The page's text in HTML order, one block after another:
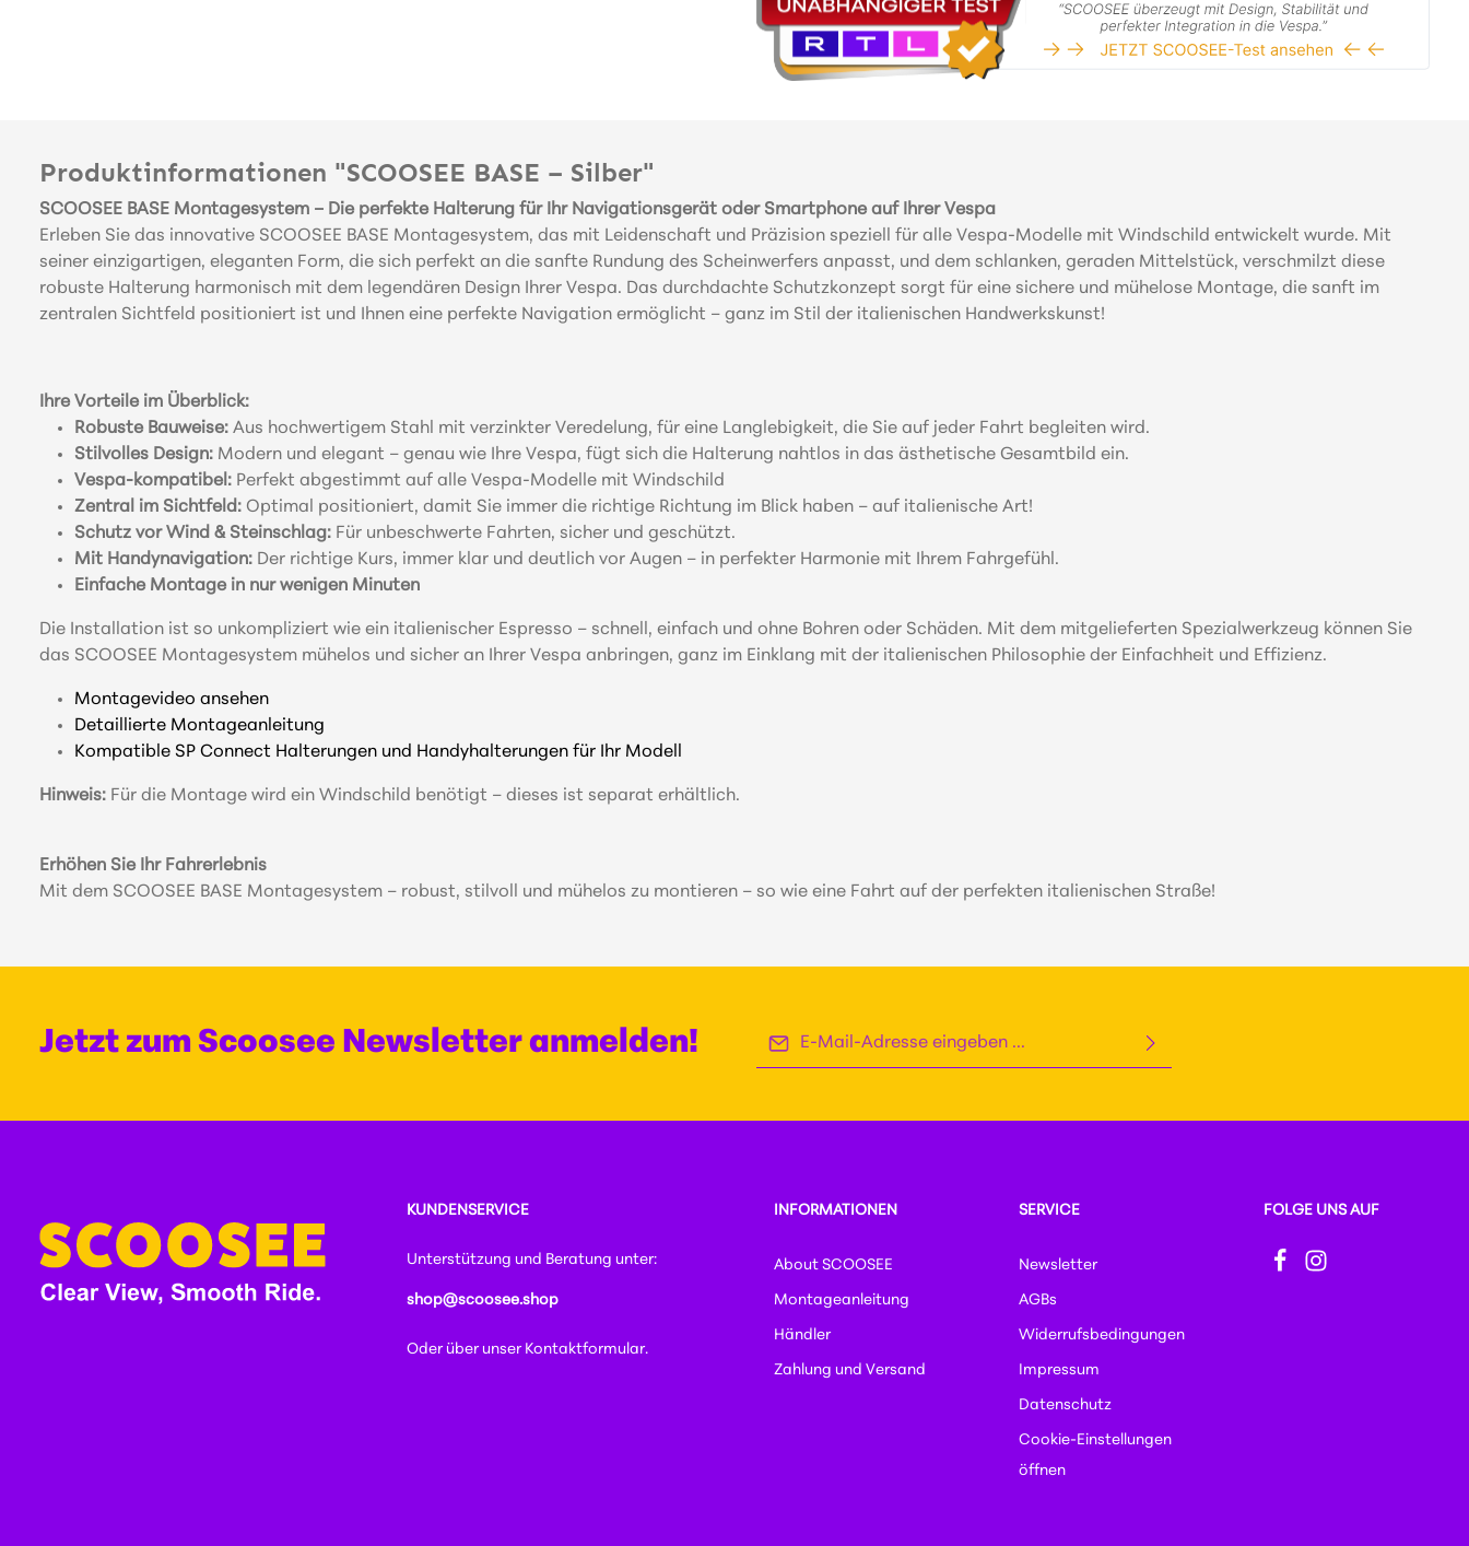
Produktinformationen "SCOOSEE BASE – Silber"
SCOOSEE BASE Montagesystem – Die perfekte Halterung für Ihr Navigationsgerät oder Smartphone auf Ihrer Vespa
Erleben Sie das innovative SCOOSEE BASE Montagesystem, das mit Leidenschaft und Präzision speziell für alle Vespa-Modelle mit Windschild entwickelt wurde. Mit
seiner einzigartigen, eleganten Form, die sich perfekt an die sanfte Rundung des Scheinwerfers anpasst, und dem schlanken, geraden Mittelstück, verschmilzt diese
robuste Halterung harmonisch mit dem legendären Design Ihrer Vespa. Das durchdachte Schutzkonzept sorgt für eine sichere und mühelose Montage, die sanft im
zentralen Sichtfeld positioniert ist und Ihnen eine perfekte Navigation ermöglicht – ganz im Stil der italienischen Handwerkskunst!
Ihre Vorteile im Überblick:
Robuste Bauweise: Aus hochwertigem Stahl mit verzinkter Veredelung, für eine Langlebigkeit, die Sie auf jeder Fahrt begleiten wird.
Stilvolles Design: Modern und elegant – genau wie Ihre Vespa, fügt sich die Halterung nahtlos in das ästhetische Gesamtbild ein.
Vespa-kompatibel: Perfekt abgestimmt auf alle Vespa-Modelle mit Windschild
Zentral im Sichtfeld: Optimal positioniert, damit Sie immer die richtige Richtung im Blick haben – auf italienische Art!
Schutz vor Wind & Steinschlag: Für unbeschwerte Fahrten, sicher und geschützt.
Mit Handynavigation: Der richtige Kurs, immer klar und deutlich vor Augen – in perfekter Harmonie mit Ihrem Fahrgefühl.
Einfache Montage in nur wenigen Minuten
Die Installation ist so unkompliziert wie ein italienischer Espresso – schnell, einfach und ohne Bohren oder Schäden. Mit dem mitgelieferten Spezialwerkzeug können Sie
das SCOOSEE Montagesystem mühelos und sicher an Ihrer Vespa anbringen, ganz im Einklang mit der italienischen Philosophie der Einfachheit und Effizienz.
Montagevideo ansehen
Detaillierte Montageanleitung
Kompatible SP Connect Halterungen und Handyhalterungen für Ihr Modell
Hinweis: Für die Montage wird ein Windschild benötigt – dieses ist separat erhältlich.
Erhöhen Sie Ihr Fahrerlebnis
Mit dem SCOOSEE BASE Montagesystem – robust, stilvoll und mühelos zu montieren – so wie eine Fahrt auf der perfekten italienischen Straße!
Jetzt zum Scoosee Newsletter anmelden! E-Mail-Adresse*
einverstanden.
FOLGE UNS AUF
KUNDENSERVICE
Unterstützung und Beratung unter:
shop@scoosee.shop
Oder über unser Kontaktformular.
INFORMATIONEN
About SCOOSEE
Montageanleitung
Händler
Zahlung und Versand
SERVICE
Newsletter
AGBs
Widerrufsbedingungen
Impressum
Datenschutz
Cookie-Einstellungen
öffnen